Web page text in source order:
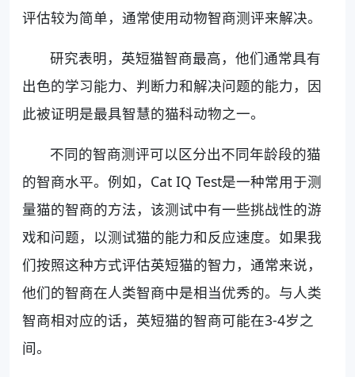
评估较为简单，通常使用动物智商测评来解决。
研究表明，英短猫智商最高，他们通常具有
出色的学习能力、判断力和解决问题的能力，因
此被证明是最具智慧的猫科动物之一。
不同的智商测评可以区分出不同年龄段的猫
的智商水平。例如，Cat IQ Test是一种常用于测
量猫的智商的方法，该测试中有一些挑战性的游
戏和问题，以测试猫的能力和反应速度。如果我
们按照这种方式评估英短猫的智力，通常来说，
他们的智商在人类智商中是相当优秀的。与人类
智商相对应的话，英短猫的智商可能在3-4岁之
间。